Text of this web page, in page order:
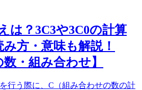
は？3C3や3C0の計算
方・意味も解説！
数・組み合わせ】
行う際に、C（組み合わせの数の計